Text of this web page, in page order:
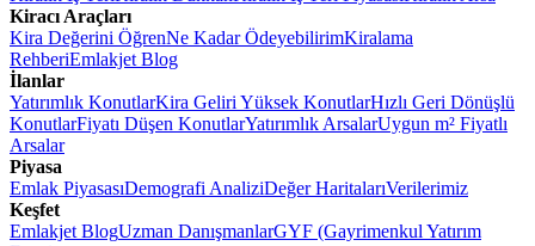
Kiracı Araçları
Kira Değerini ÖğrenNe Kadar ÖdeyebilirimKiralama
RehberiEmlakjet Blog
İlanlar
Yatırımlık KonutlarKira Geliri Yüksek KonutlarHızlı Geri Dönüşlü
KonutlarFiyatı Düşen KonutlarYatırımlık ArsalarUygun m² Fiyatlı
Arsalar
Piyasa
Emlak PiyasasıDemografi AnaliziDeğer HaritalarıVerilerimiz
Keşfet
Emlakjet BlogUzman DanışmanlarGYF (Gayrimenkul Yatırım